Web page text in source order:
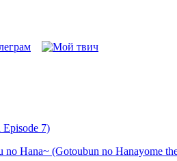
7)
Hana~ (Gotoubun no Hanayome